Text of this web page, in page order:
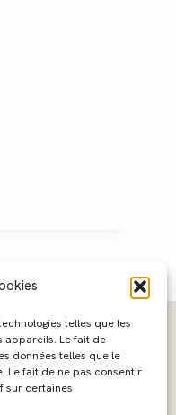
telles que les
appareils. Le fait de
données telles que le
Le fait de ne pas consentir
sur certaines